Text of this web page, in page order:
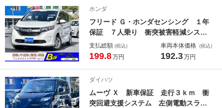
アルエアコン
ホンダ
フリード Ｇ・ホンダセンシング １年
保証 ７人乗り 衝突被害軽減システ
ム ナビ バックカメラ ドライブレ
コーダー ＥＴＣ Ｂｌｕｅｔｏｏｔ
電動格納式ドアミラー
支払総額 (税込)
199.8万円
車両本体価格 (税込)
192.3万円
ダイハツ
ムーヴ Ｘ 新車保証 走行３ｋｍ 衝
突回避支援システム 左側電動スライ